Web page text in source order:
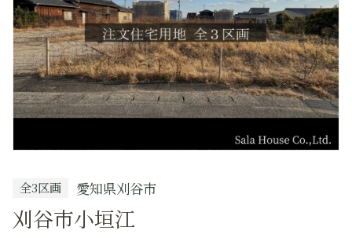
ク
全3区画 愛知県刈谷市
刈谷市小垣江